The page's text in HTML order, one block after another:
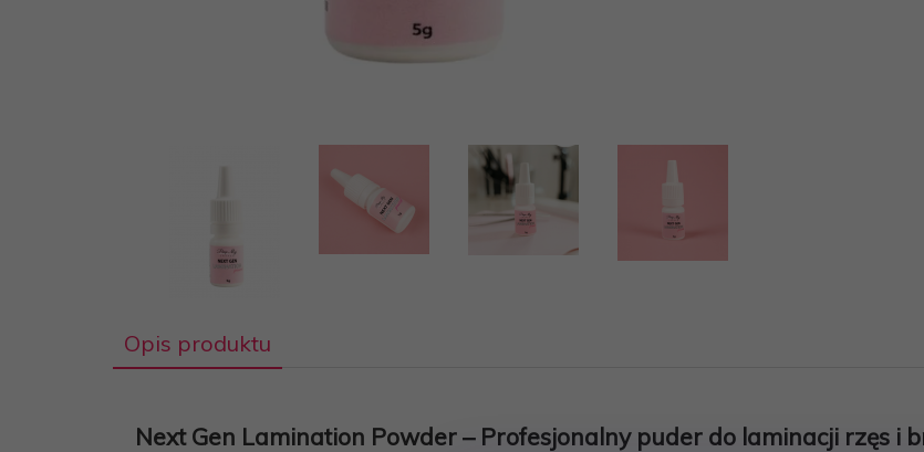
Opis produktu
Next Gen Lamination Powder – Profesjonalny puder do laminacji rzęs i